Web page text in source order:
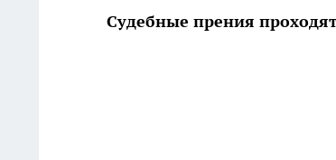
Судебные прения